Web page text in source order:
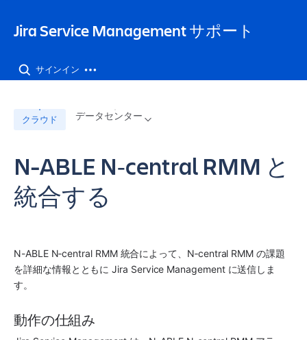
Jira Service Management サポート
サインイン
クラウド データセンター
N-ABLE N‑central RMM と
統合する
N-ABLE N‑central RMM 統合によって、N‑central RMM の課題
を詳細な情報とともに Jira Service Management に送信しま
す。
動作の仕組み